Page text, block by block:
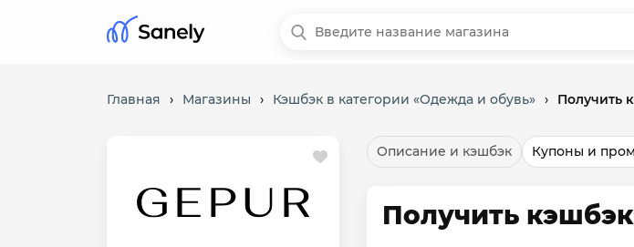
Главная › Магазины › Кэшбэк в категории «Одежда и обувь» › Получить
Описание и кэшбэк Купоны и
Получить